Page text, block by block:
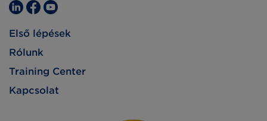
Első lépések
Rólunk
Training Center
Kapcsolat